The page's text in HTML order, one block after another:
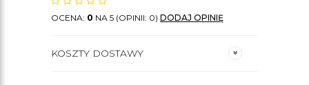
OCENA: 0 NA 5 (OPINII: 0) DODAJ OPINIĘ
KOSZTY DOSTAWY